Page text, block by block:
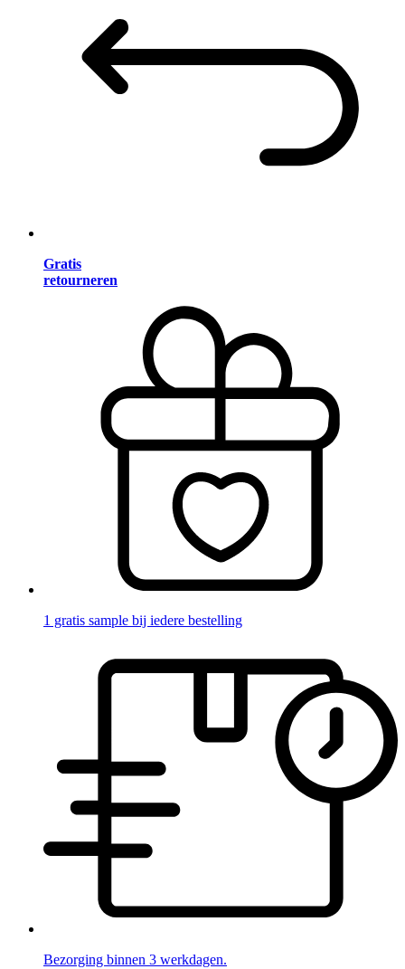
Gratis
retourneren
1 gratis sample bij iedere bestelling
Bezorging binnen 3 werkdagen.